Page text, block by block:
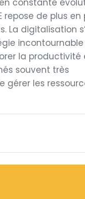
constante
repose de plus en
La digitalisation
la
souvent très
gérer les